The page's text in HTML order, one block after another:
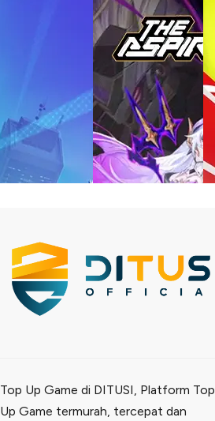
Top Up Game di DITUSI, Platform Top
Up Game termurah, tercepat dan